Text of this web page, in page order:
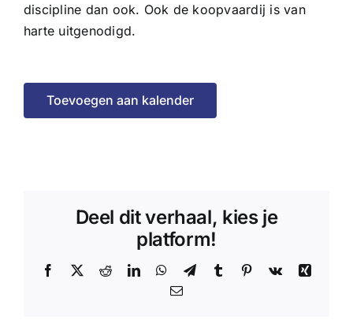
discipline dan ook. Ook de koopvaardij is van
harte uitgenodigd.
Toevoegen aan kalender
Deel dit verhaal, kies je
platform!
Facebook
X RedditLinkedInWhatsApp
TelegramTumblr Pinterest
Vk
Xing
E-